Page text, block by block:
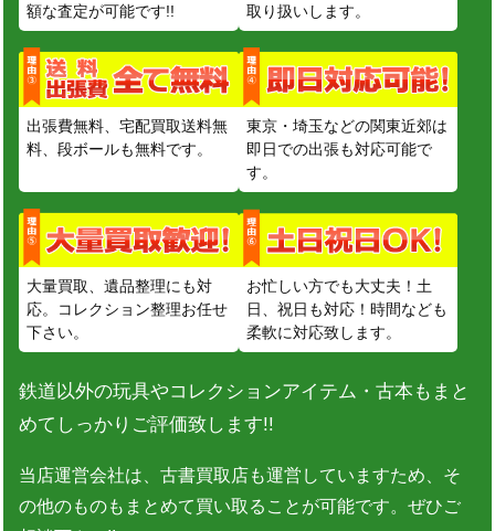
額な査定が可能です!!
取り扱いします。
出張費無料、宅配買取送料無
料、段ボールも無料です。
東京・埼玉などの関東近郊は
即日での出張も対応可能で
す。
大量買取、遺品整理にも対
応。コレクション整理お任せ
下さい。
お忙しい方でも大丈夫！土
日、祝日も対応！時間なども
柔軟に対応致します。
鉄道以外の玩具やコレクションアイテム・古本もまと
めてしっかりご評価致します!!
当店運営会社は、古書買取店も運営していますため、そ
の他のものもまとめて買い取ることが可能です。ぜひご